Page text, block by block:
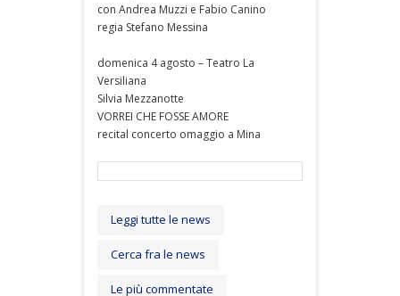
con Andrea Muzzi e Fabio Canino
regia Stefano Messina
domenica 4 agosto – Teatro La
Versiliana
Silvia Mezzanotte
VORREI CHE FOSSE AMORE
recital concerto omaggio a Mina
Leggi tutte le news
Cerca fra le news
Le più commentate